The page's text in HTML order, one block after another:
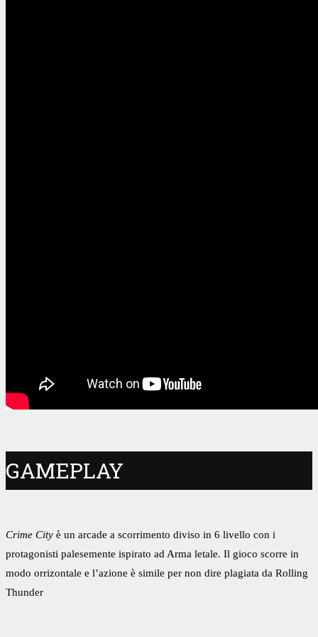
GAMEPLAY
Crime City è un arcade a scorrimento diviso in 6 livello con i
protagonisti palesemente ispirato ad Arma letale. Il gioco scorre in
modo orrizontale e l’azione è simile per non dire plagiata da Rolling
Thunder